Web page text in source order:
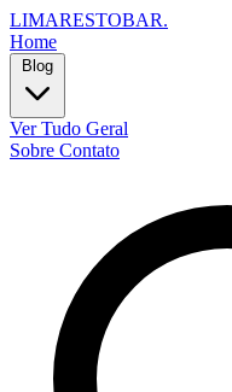
LIMARESTOBAR.
Home
Ver Tudo Geral
Sobre Contato